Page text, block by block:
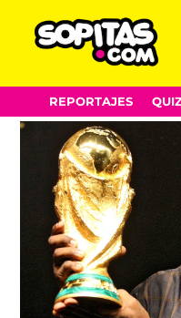
Skip
to
REPORTAJES